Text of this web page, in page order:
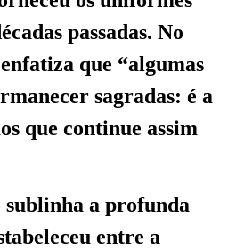
passadas. No
que “algumas
sagradas: é a
que continue assim
sublinha a profunda
entre a